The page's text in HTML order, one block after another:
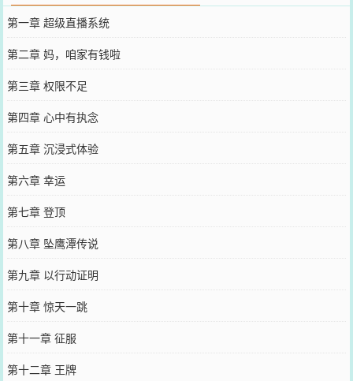
第一章 超级直播系统
第二章 妈，咱家有钱啦
第三章 权限不足
第四章 心中有执念
第五章 沉浸式体验
第六章 幸运
第七章 登顶
第八章 坠鹰潭传说
第九章 以行动证明
第十章 惊天一跳
第十一章 征服
第十二章 王牌